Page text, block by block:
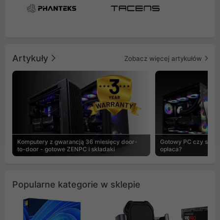
Artykuły Zobacz więcej artykułów
Komputery z gwarancją 36 miesięcy door-
to-door - gotowe ZENPC i składaki
Gotowy PC czy
opłaca?
Popularne kategorie w sklepie